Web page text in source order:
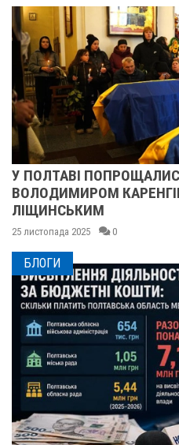
У ПОЛТАВІ
ВОЛОДИМИРОМ
ЛІЩИНСЬКИМ
25 листопада 2025 0
БЛОГИ